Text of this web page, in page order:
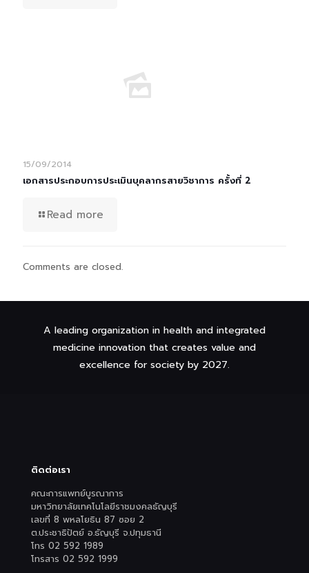
15/09/2014
เอกสารประกอบการประเมินบุคลากรสายวิชาการ ครั้งที่ 2
Read more
Comments are closed.
A leading organization in health and integrated
medicine innovation that creates value and
excellence for society by 2027.
ติดต่อเรา
คณะการแพทย์บูรณาการ
มหาวิทยาลัยเทคโนโลยีราชมงคลธัญบุรี
เลขที่ 8 พหลโยธิน 87 ซอย 2
ต.ประชาธิปัตย์ อ.ธัญบุรี จ.ปทุมธานี
โทร 02 592 1989
โทรสาร 02 592 1999